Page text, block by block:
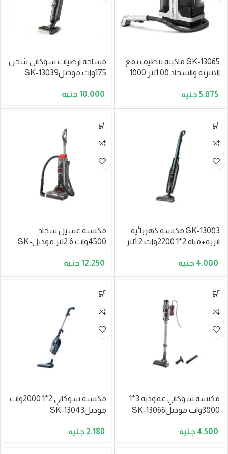
SK-13065 ماكينه تنظيف بقع
الانتريه والسجاد 1.08لتر 1800
5.875
مساحه ارضيات سوكاني شحن
175وات موديلSK-13039
10.000
SK-13083 مكنسه كهربائيه
اتربه+مياه 2*1 2200وات 1.2لتر
4.000
مكنسه غسيل سجاد
4500وات 2.6لتر موديلSK-
12.250
مكنسه سوكاني عموديه 3*1
3800وات موديلSK-13066
4.500
مكنسه سوكاني 2*1 2000وات
موديلSK-13043
2.188